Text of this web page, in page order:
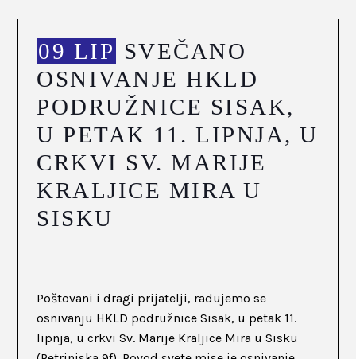
09 LIP SVEČANO
OSNIVANJE HKLD
PODRUŽNICE SISAK,
U PETAK 11. LIPNJA, U
CRKVI SV. MARIJE
KRALJICE MIRA U
SISKU
Poštovani i dragi prijatelji, radujemo se
osnivanju HKLD podružnice Sisak, u petak 11.
lipnja, u crkvi Sv. Marije Kraljice Mira u Sisku